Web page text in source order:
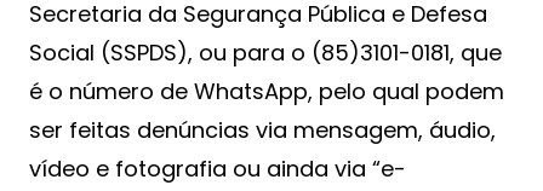
Secretaria da Segurança Pública e Defesa
Social (SSPDS), ou para o (85)3101-0181, que
é o número de WhatsApp, pelo qual podem
ser feitas denúncias via mensagem, áudio,
vídeo e fotografia ou ainda via “e-